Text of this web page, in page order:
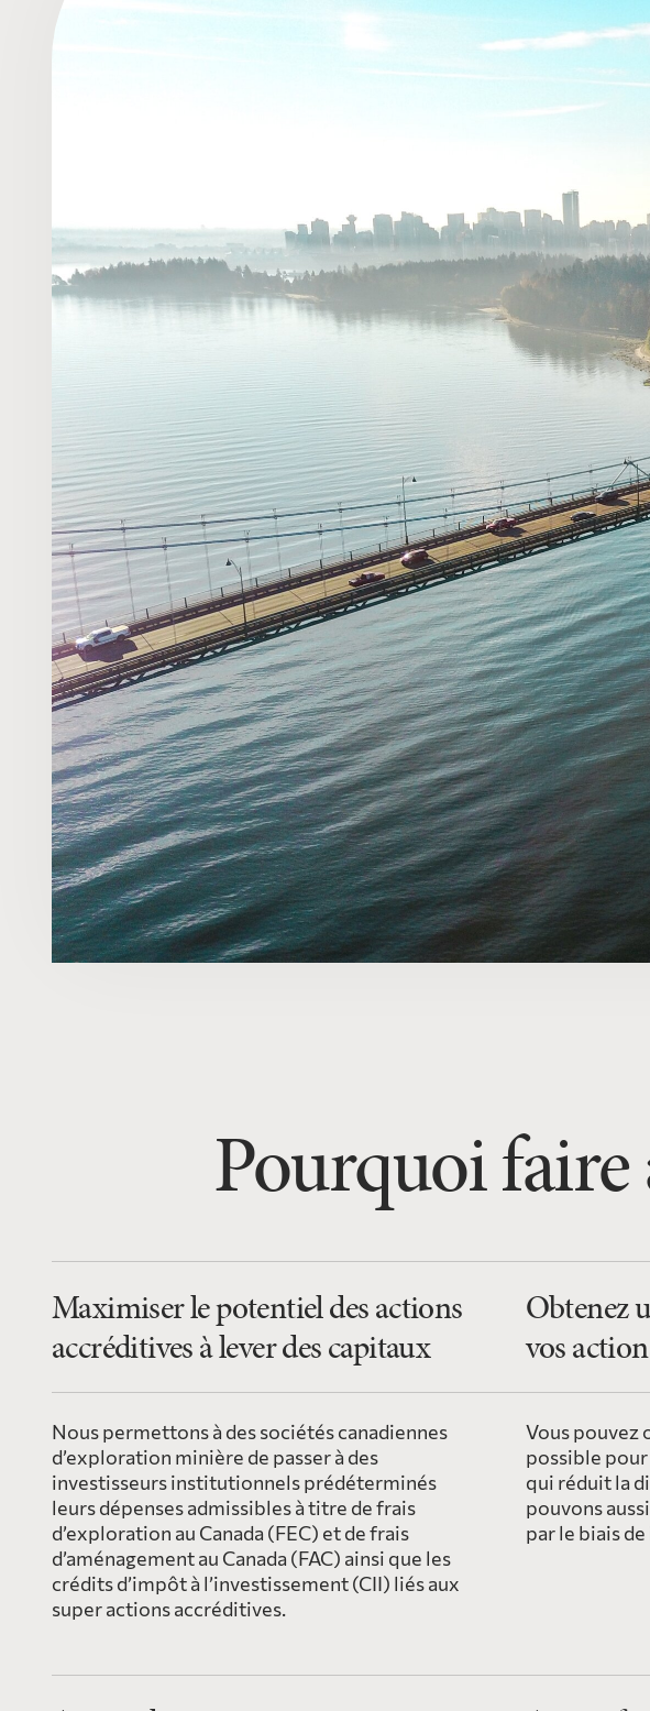
Pourquoi faire
Maximiser le potentiel des actions
accréditives à lever des capitaux
Nous permettons à des sociétés canadiennes
d’exploration minière de passer à des
investisseurs institutionnels prédéterminés
leurs dépenses admissibles à titre de frais
d’exploration au Canada (FEC) et de frais
d’aménagement au Canada (FAC) ainsi que les
crédits d’impôt à l’investissement (CII) liés aux
super actions accréditives.
Obtenez
vos
Vous pouvez
possible
qui réduit la
pouvons
par le biais